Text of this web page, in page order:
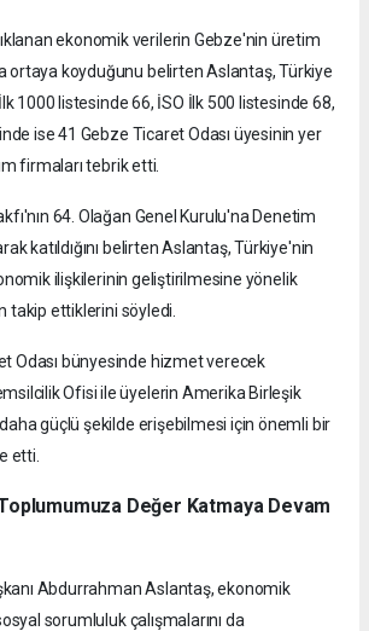
ekonomik verilerin Gebze'nin üretim
ortaya koyduğunu belirten Aslantaş, Türkiye
1000 listesinde 66, İSO İlk 500 listesinde 68,
ise 41 Gebze Ticaret Odası üyesinin yer
firmaları tebrik etti.
64. Olağan Genel Kurulu'na Denetim
katıldığını belirten Aslantaş, Türkiye'nin
ilişkilerinin geliştirilmesine yönelik
takip ettiklerini söyledi.
Odası bünyesinde hizmet verecek
Ofisi ile üyelerin Amerika Birleşik
güçlü şekilde erişebilmesi için önemli bir
etti.
Değer Katmaya Devam
Abdurrahman Aslantaş, ekonomik
sorumluluk çalışmalarını da